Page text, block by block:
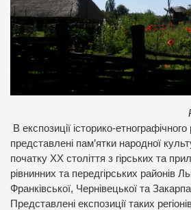
Ранок в
В експозиції історико-
представлені пам’ятки народної
початку XX століття з гірських та
рівнинних та передгірських районів
Франківської, Чернівецької та
Представлені експозиції таких